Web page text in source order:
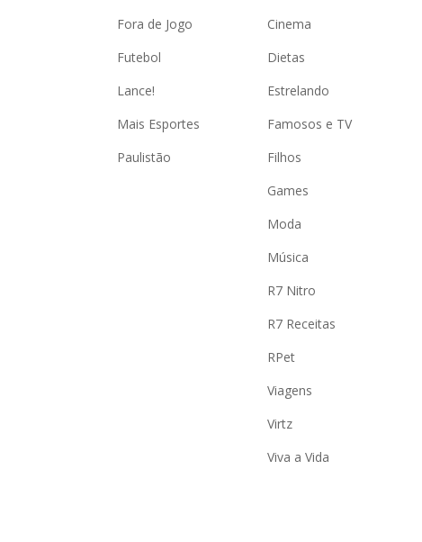
Fora de Jogo
Futebol
Lance!
Mais Esportes
Paulistão
Cinema
Dietas
Estrelando
Famosos e TV
Filhos
Games
Moda
Música
R7 Nitro
R7 Receitas
RPet
Viagens
Virtz
Viva a Vida